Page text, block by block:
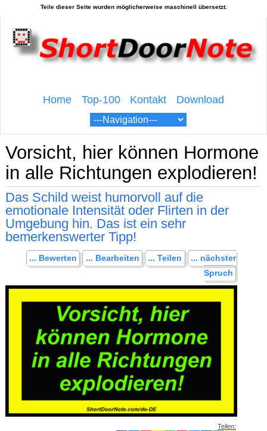
Home Top-100 Kontakt Download
Vorsicht, hier können Hormone
in alle Richtungen explodieren!
Das Schild weist humorvoll auf die
emotionale Intensität oder Flirten in der
Umgebung hin. Das ist ein sehr
bemerkenswerter Tipp!
... Bewerten ... Bearbeiten ... Teilen
... nächster
Spruch
Teilen: